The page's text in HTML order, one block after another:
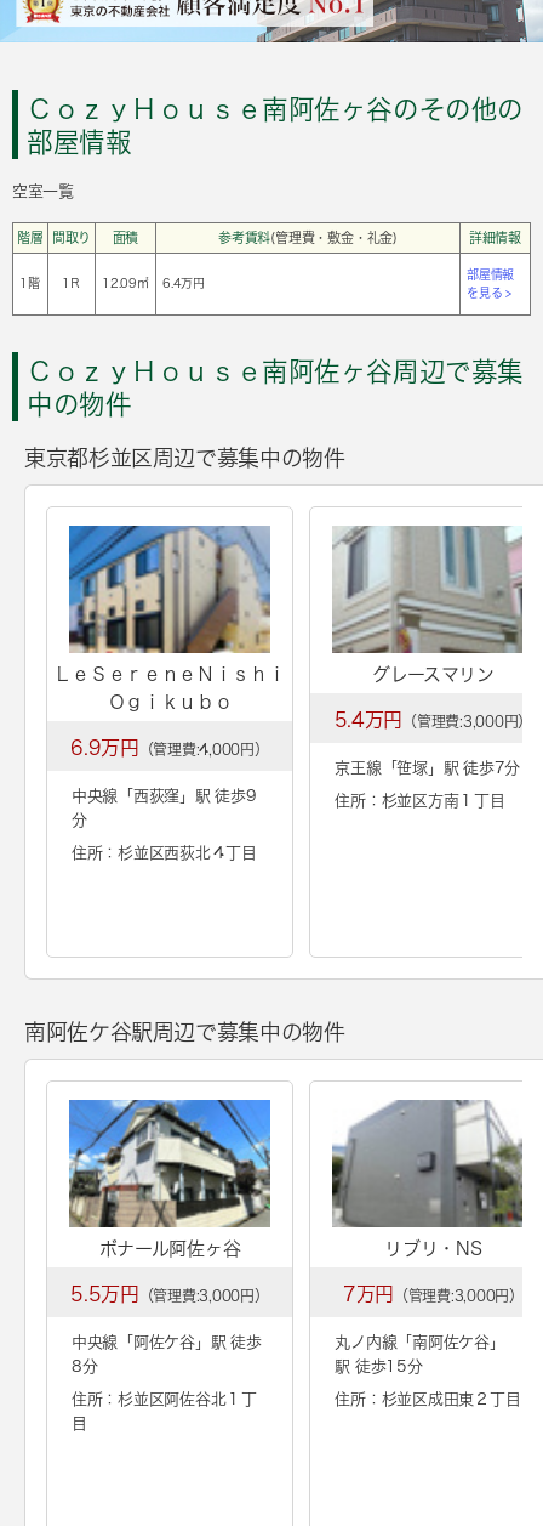
ＣｏｚｙＨｏｕｓｅ南阿佐ヶ谷のその他の
部屋情報
空室一覧
階層 間取り 面積 参考賃料(管理費・敷金・礼金) 詳細情報
1階 1Ｒ 12.09㎡ 6.4万円
部屋情報
を見る >
ＣｏｚｙＨｏｕｓｅ南阿佐ヶ谷周辺で募集
中の物件
東京都杉並区周辺で募集中の物件
ＬｅＳｅｒｅｎｅＮｉｓｈｉ
Ｏｇｉｋｕｂｏ
6.9万円 （管理費:4,000円）
中央線「 西荻窪 」駅 徒歩9
分
住所：杉並区西荻北４丁目
グレースマリン
5.4万円 （管理費:3,000円）
京王線「笹塚」駅 徒歩7分
住所：杉並区方南１丁目
南阿佐ケ谷駅周辺で募集中の物件
ボナール阿佐ヶ谷
5.5万円 （管理費:3,000円）
中央線「 阿佐ケ谷」駅 徒歩
8分
住所：杉並区阿佐谷北１丁
目
リブリ・NS
7万円 （管理費:3,000円）
丸ノ内線「南阿佐ケ谷」
駅 徒歩15分
住所：杉並区成田東２丁目